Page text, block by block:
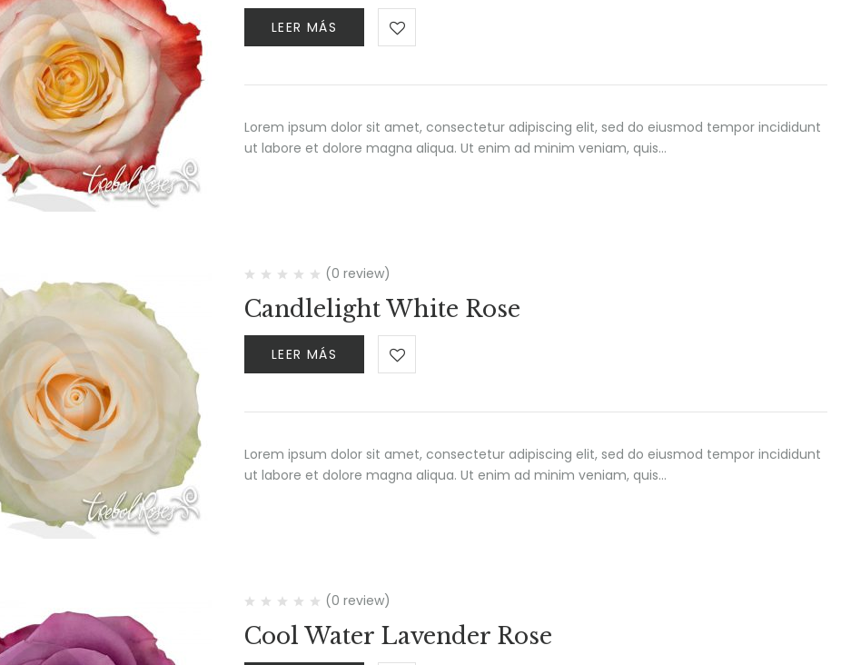
LEER MÁS
Lorem ipsum dolor sit amet, consectetur adipiscing elit, sed do eiusmod tempor incididunt
ut labore et dolore magna aliqua. Ut enim ad minim veniam, quis…
(0 review)
Candlelight White Rose
LEER MÁS
Lorem ipsum dolor sit amet, consectetur adipiscing elit, sed do eiusmod tempor incididunt
ut labore et dolore magna aliqua. Ut enim ad minim veniam, quis…
(0 review)
Cool Water Lavender Rose